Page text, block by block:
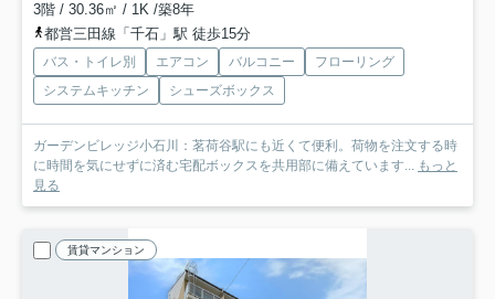
3階 / 30.36㎡ / 1K /築8年
都営三田線「千石」駅 徒歩15分
バス・トイレ別 エアコン バルコニー
フローリング
システムキッチン
シューズボックス
ガーデンビレッジ小石川：茗荷谷駅にも近くて便利。荷物を注文する時
に時間を気にせずに済む宅配ボックスを共用部に備えています... もっと
見る
賃貸マンション